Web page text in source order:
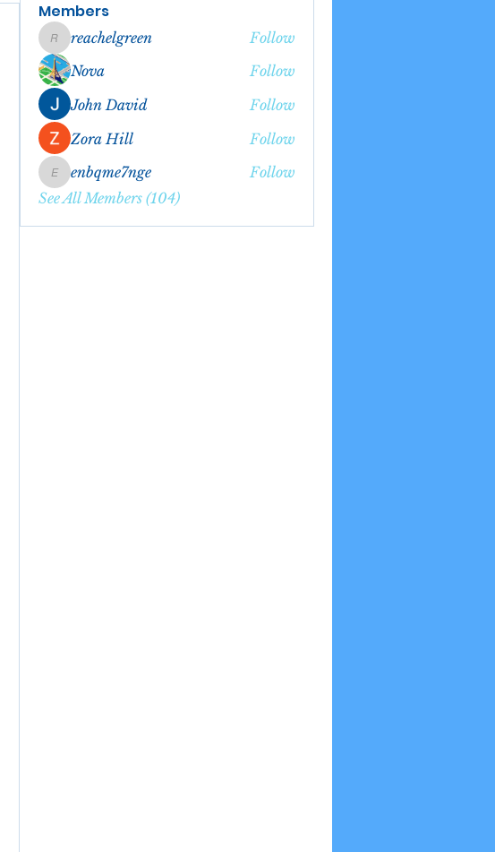
Members
reachelgreen
reachelgreen
Follow
Nova
Follow
John David
Follow
Zora Hill
Follow
enbqme7nge
enbqme7nge
Follow
See All Members (104)